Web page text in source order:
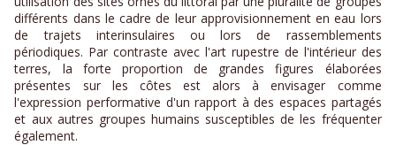
différents dans le cadre de leur approvisionnement en eau lors
de trajets interinsulaires ou lors de rassemblements
périodiques. Par contraste avec l'art rupestre de l'intérieur des
terres, la forte proportion de grandes figures élaborées
présentes sur les côtes est alors à envisager comme
l'expression performative d'un rapport à des espaces partagés
et aux autres groupes humains susceptibles de les fréquenter
également.